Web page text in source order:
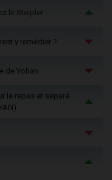
le Steipler
y remédier ?
de Yohan
le repas et séparé